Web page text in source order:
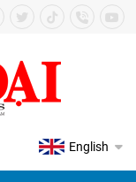
English